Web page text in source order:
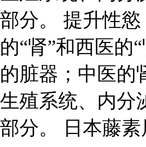
部分。 提升性慾
的“肾”和西医的
的脏器；中医的
生殖系统、内分
部分。 日本藤素